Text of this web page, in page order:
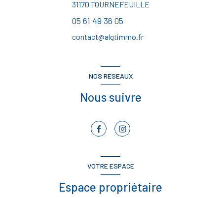
31170 TOURNEFEUILLE
05 61 49 36 05
contact@algtimmo.fr
NOS RÉSEAUX
Nous suivre
VOTRE ESPACE
Espace propriétaire